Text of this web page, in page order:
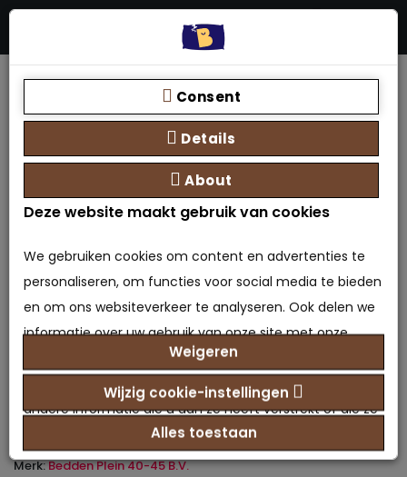
Zoeken
Boxspring zonder matras
Opberg Boxspring King zonder matras
Opberg Boxspring King
zonder matras
0 beoordeling(en)/ Geef beoordeling
Merk:Bedden Plein 40-45 B.V.
Consent
Details
About
Deze website maakt gebruik van cookies
We gebruiken cookies om content en advertenties te
personaliseren, om functies voor social media te bieden
en om ons websiteverkeer te analyseren. Ook delen we
informatie over uw gebruik van onze site met onze
partners voor social media, adverteren en analyse. Deze
partners kunnen deze gegevens combineren met
andere informatie die u aan ze heeft verstrekt of die ze
hebben verzameld op basis van uw gebruik van hun
services.
Weigeren
Wijzig cookie-instellingen
Alles toestaan